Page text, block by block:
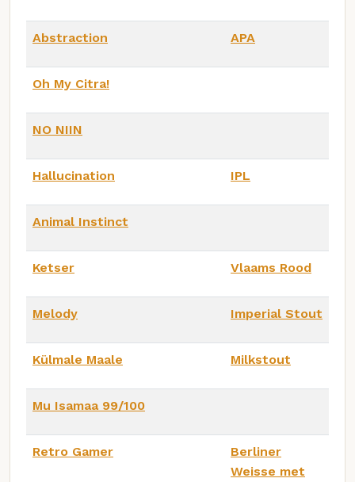
Abstraction APA
Oh My Citra!
NO NIIN
Hallucination IPL
Animal Instinct
Ketser Vlaams Rood
Melody Imperial Stout
Külmale Maale Milkstout
Mu Isamaa 99/100
Retro Gamer
Berliner
Weisse met